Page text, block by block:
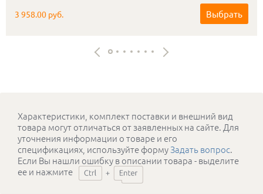
3 958.00 руб. Выбрать
Характеристики, комплект поставки и внешний вид
товара могут отличаться от заявленных на сайте. Для
уточнения информации о товаре и его
спецификациях, используйте формуЗадать вопрос.
Если Вы нашли ошибку в описании товара - выделите
ее и нажмите